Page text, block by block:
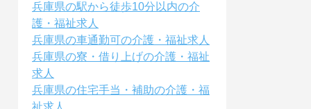
兵庫県の駅から徒歩10分以内の介
護・福祉求人
兵庫県の車通勤可の介護・福祉求人
兵庫県の寮・借り上げの介護・福祉
求人
兵庫県の住宅手当・補助の介護・福
祉求人